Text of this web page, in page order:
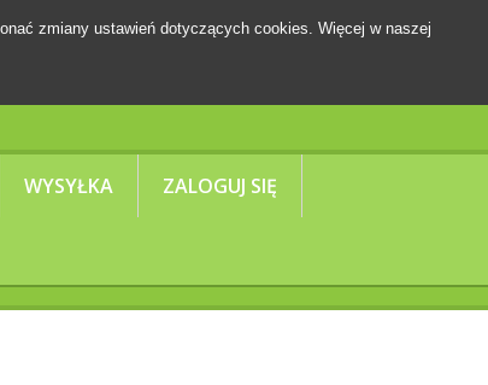
WYSYŁKA ZALOGUJ SIĘ
zmiany ustawień dotyczących cookies. Więcej w naszej